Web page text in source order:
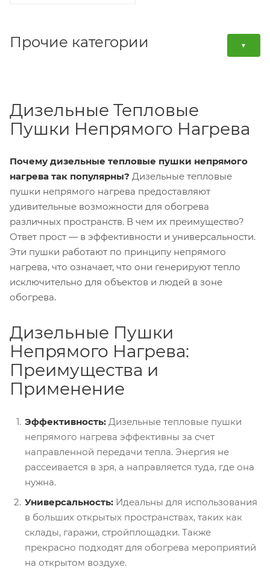
Прочие категории ▼
Дизельные Тепловые
Пушки Непрямого Нагрева
Почему дизельные тепловые пушки непрямого
нагрева так популярны? Дизельные тепловые
пушки непрямого нагрева предоставляют
удивительные возможности для обогрева
различных пространств. В чем их преимущество?
Ответ прост — в эффективности и универсальности.
Эти пушки работают по принципу непрямого
нагрева, что означает, что они генерируют тепло
исключительно для объектов и людей в зоне
обогрева.
Дизельные Пушки
Непрямого Нагрева:
Преимущества и
Применение
Эффективность: Дизельные тепловые пушки
непрямого нагрева эффективны за счет
направленной передачи тепла. Энергия не
рассеивается в зря, а направляется туда, где она
нужна.
Универсальность: Идеальны для использования
в больших открытых пространствах, таких как
склады, гаражи, стройплощадки. Также
прекрасно подходят для обогрева мероприятий
на открытом воздухе.